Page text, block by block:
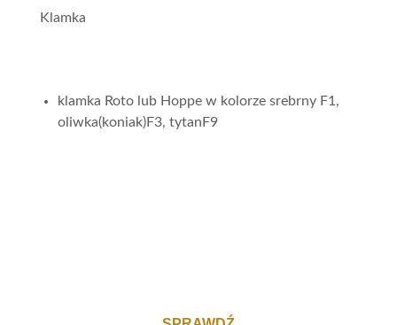
Klamka
klamka Roto lub Hoppe w kolorze srebrny F1,
oliwka(koniak)F3, tytanF9